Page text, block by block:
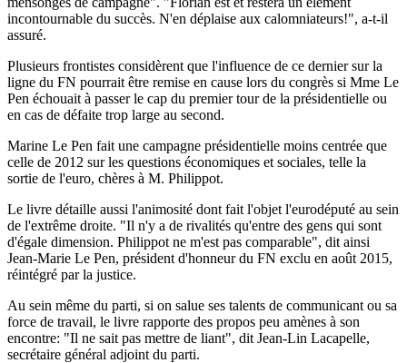
incontournable du succès. N'en déplaise aux calomniateurs!", a-t-il
assuré.
Plusieurs frontistes considèrent que l'influence de ce dernier sur la
ligne du FN pourrait être remise en cause lors du congrès si Mme Le
Pen échouait à passer le cap du premier tour de la présidentielle ou
en cas de défaite trop large au second.
Marine Le Pen fait une campagne présidentielle moins centrée que
celle de 2012 sur les questions économiques et sociales, telle la
sortie de l'euro, chères à M. Philippot.
Le livre détaille aussi l'animosité dont fait l'objet l'eurodéputé au sein
de l'extrême droite. "Il n'y a de rivalités qu'entre des gens qui sont
d'égale dimension. Philippot ne m'est pas comparable", dit ainsi
Jean-Marie Le Pen, président d'honneur du FN exclu en août 2015,
réintégré par la justice.
Au sein même du parti, si on salue ses talents de communicant ou sa
force de travail, le livre rapporte des propos peu amènes à son
encontre: "Il ne sait pas mettre de liant", dit Jean-Lin Lacapelle,
secrétaire général adjoint du parti.